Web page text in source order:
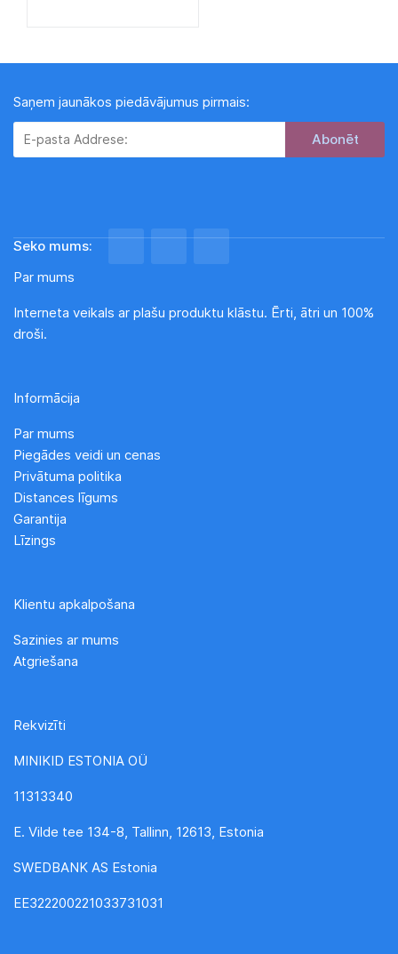
Saņem jaunākos piedāvājumus pirmais:
Subscribe
Seko mums:
Par mums
Interneta veikals ar plašu produktu klāstu. Ērti, ātri un 100%
droši.
Informācija
Par mums
Piegādes veidi un cenas
Privātuma politika
Distances līgums
Garantija
Līzings
Klientu apkalpošana
Sazinies ar mums
Atgriešana
Rekvizīti
MINIKID ESTONIA OÜ
11313340
E. Vilde tee 134-8, Tallinn, 12613, Estonia
SWEDBANK AS Estonia
EE322200221033731031